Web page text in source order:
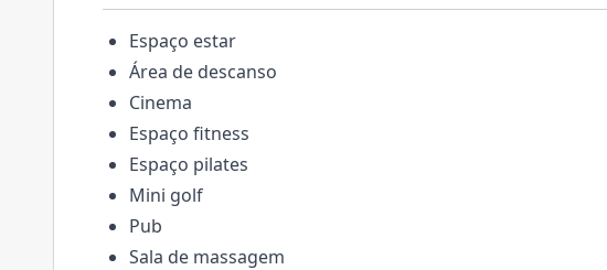
Espaço estar
Área de descanso
Cinema
Espaço fitness
Espaço pilates
Mini golf
Pub
Sala de massagem